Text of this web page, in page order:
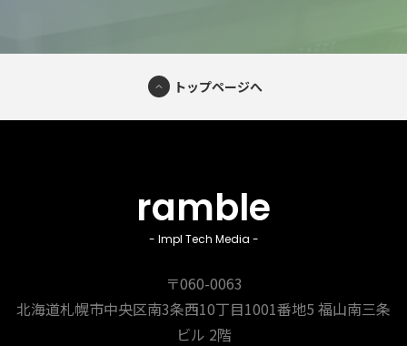
トップページへ
ramble
- Impl Tech Media -
〒060-0063
北海道札幌市中央区南3条西10丁目1001番地5 福山南三条
ビル 2階